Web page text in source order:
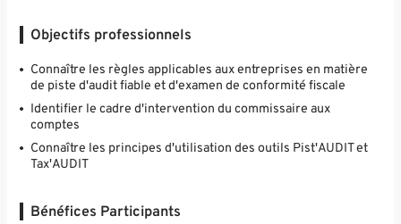
Objectifs professionnels
Connaître les règles applicables aux entreprises en matière
de piste d'audit fiable et d'examen de conformité fiscale
Identifier le cadre d'intervention du commissaire aux
comptes
Connaître les principes d'utilisation des outils Pist'AUDIT et
Tax'AUDIT
Bénéfices Participants